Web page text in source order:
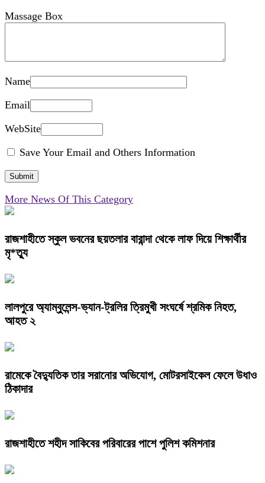
Massage Box
Name
Email
WebSite
Save Your Email and Others Information
More News Of This Category
রাজশাহীতে স্কুল ভবনের ছয়তলার বারান্দা থেকে লাফ দিয়ে শিক্ষার্থীর
মৃ*ত্যু
লালপুরে অ্যাম্বুলেন্স-ভ্যান-ট্রলির ত্রিমুখী সংঘর্ষে শ্রমিক নিহত,
আহত ২
রামেকে বৈদ্যুতিক তার সরানোর অভিযোগ, মোটরসাইকেল ফেলে উধাও
ঠিকাদার
রাজশাহীতে শহীদ সাকিবের পরিবারের পাশে পুলিশ কমিশনার